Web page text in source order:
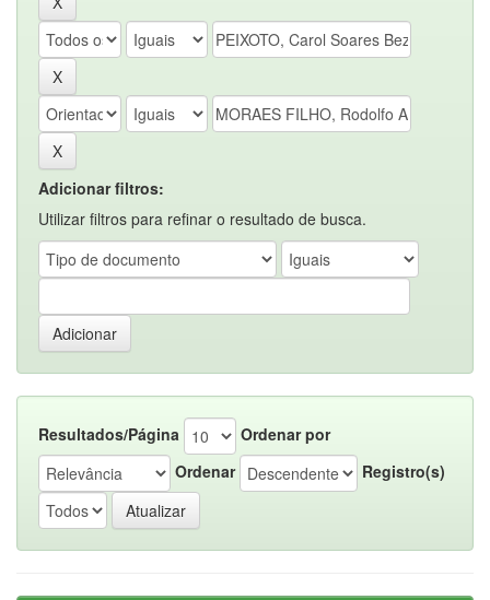
Adicionar filtros:
Utilizar filtros para refinar o resultado de busca.
Resultados/Página
Ordenar por
Ordenar
Registro(s)